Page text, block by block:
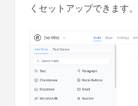
くセットアップできます。